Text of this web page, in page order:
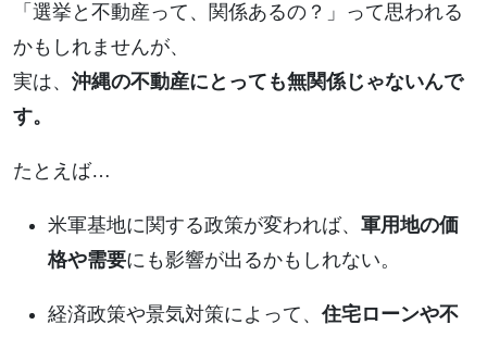
「選挙と不動産って、関係あるの？」って思われる
かもしれませんが、
実は、 沖縄の不動産にとっても無関係じゃないんで
す。
たとえば…
米軍基地に関する政策が変われば、 軍用地の価
格や需要にも影響が出るかもしれない。
経済政策や景気対策によって、住宅ローンや不